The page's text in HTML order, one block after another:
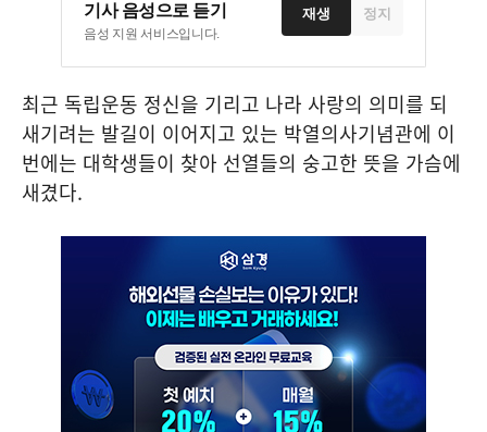
기사 음성으로 듣기
음성 지원 서비스입니다.
재생 정지
최근 독립운동 정신을 기리고 나라 사랑의 의미를 되
새기려는 발길이 이어지고 있는 박열의사기념관에 이
번에는 대학생들이 찾아 선열들의 숭고한 뜻을 가슴에
새겼다.